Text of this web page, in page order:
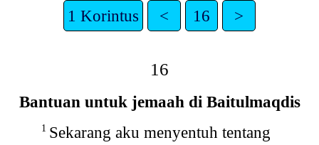
1 Korintus < 16 >
16
Bantuan untuk jemaah di Baitulmaqdis
1 Sekarang aku menyentuh tentang